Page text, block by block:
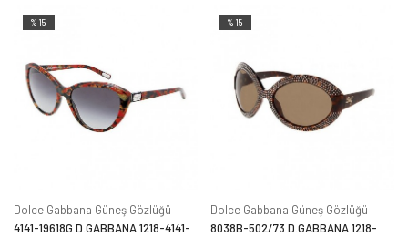
%15
Dolce Gabbana Güneş Gözlüğü
4141-19618G D.GABBANA 1218-4141-
%15
Dolce Gabbana Güneş Gözlüğü
8038B-502/73 D.GABBANA 1218-